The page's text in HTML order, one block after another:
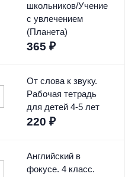
школьников/Учение
с увлечением
(Планета)
365 ₽
От слова к звуку.
Рабочая тетрадь
для детей 4-5 лет
220 ₽
Английский в
фокусе. 4 класс.